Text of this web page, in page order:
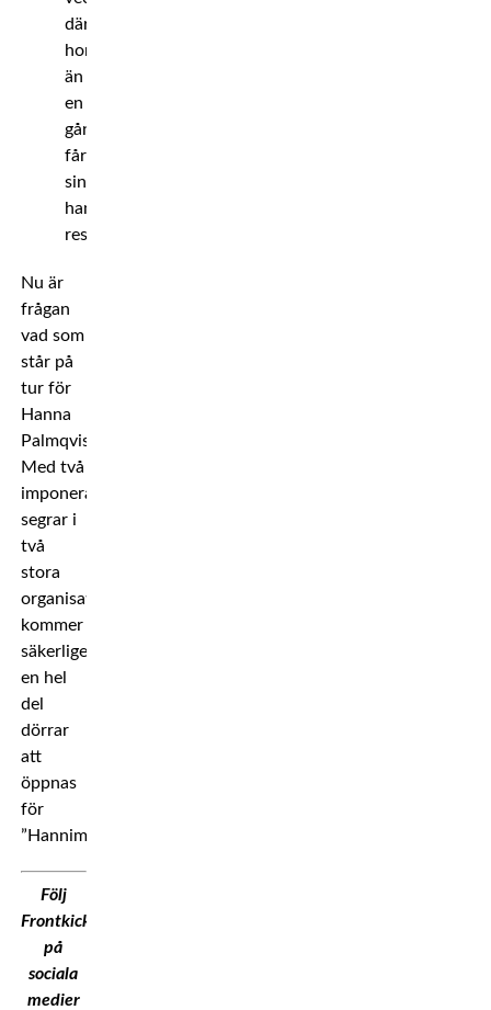
där
hon
än
en
gång
får
sin
hand
rest.
Nu är
frågan
vad som
står på
tur för
Hanna
Palmqvist.
Med två
imponerande
segrar i
två
stora
organisationer
kommer
säkerligen
en hel
del
dörrar
att
öppnas
för
”Hannimal”.
Följ
Frontkick.Online
på
sociala
medier